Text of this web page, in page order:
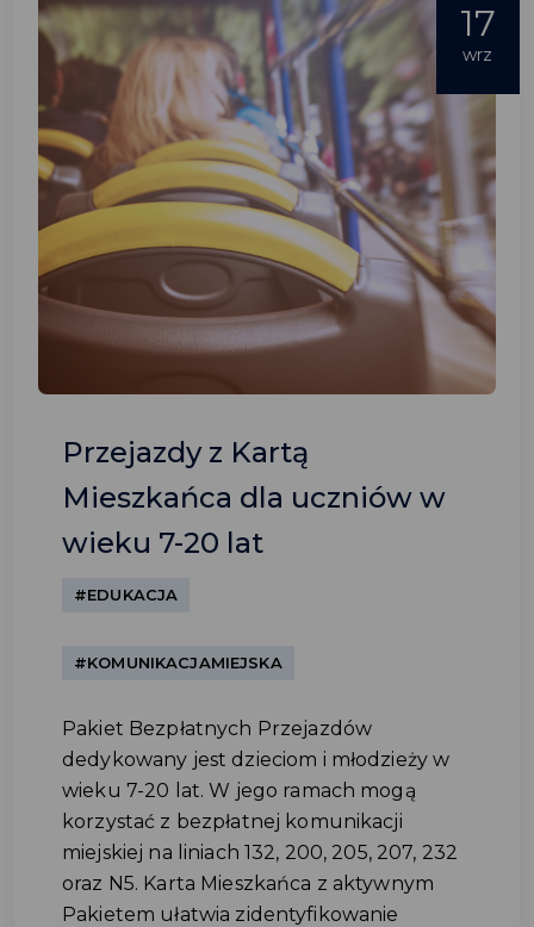
17
wrz
Przejazdy z Kartą
Mieszkańca dla uczniów w
wieku 7-20 lat
#EDUKACJA
#KOMUNIKACJAMIEJSKA
Pakiet Bezpłatnych Przejazdów
dedykowany jest dzieciom i młodzieży w
wieku 7-20 lat. W jego ramach mogą
korzystać z bezpłatnej komunikacji
miejskiej na liniach 132, 200, 205, 207, 232
oraz N5. Karta Mieszkańca z aktywnym
Pakietem ułatwia zidentyfikowanie